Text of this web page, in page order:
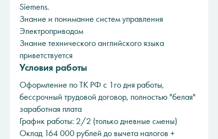
Siemens.
Знание и понимание систем управления
Электроприводом
Знание технического английского языка
приветствуется
Условия работы
Оформление по ТК РФ с 1го дня работы,
бессрочный трудовой договор, полностью "белая"
заработная плата
График работы: 2/2 (только дневные смены)
Оклад 164 000 рублей до вычета налогов +